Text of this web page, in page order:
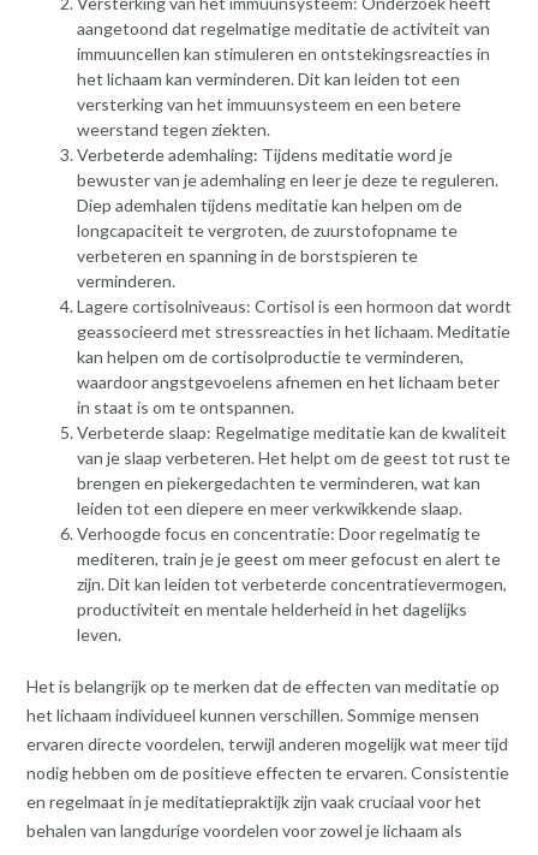
aangetoond dat regelmatige meditatie de activiteit van
immuuncellen kan stimuleren en ontstekingsreacties in
het lichaam kan verminderen. Dit kan leiden tot een
versterking van het immuunsysteem en een betere
weerstand tegen ziekten.
Verbeterde ademhaling: Tijdens meditatie word je
bewuster van je ademhaling en leer je deze te reguleren.
Diep ademhalen tijdens meditatie kan helpen om de
longcapaciteit te vergroten, de zuurstofopname te
verbeteren en spanning in de borstspieren te
verminderen.
Lagere cortisolniveaus: Cortisol is een hormoon dat wordt
geassocieerd met stressreacties in het lichaam. Meditatie
kan helpen om de cortisolproductie te verminderen,
waardoor angstgevoelens afnemen en het lichaam beter
in staat is om te ontspannen.
Verbeterde slaap: Regelmatige meditatie kan de kwaliteit
van je slaap verbeteren. Het helpt om de geest tot rust te
brengen en piekergedachten te verminderen, wat kan
leiden tot een diepere en meer verkwikkende slaap.
Verhoogde focus en concentratie: Door regelmatig te
mediteren, train je je geest om meer gefocust en alert te
zijn. Dit kan leiden tot verbeterde concentratievermogen,
productiviteit en mentale helderheid in het dagelijks
leven.
Het is belangrijk op te merken dat de effecten van meditatie op
het lichaam individueel kunnen verschillen. Sommige mensen
ervaren directe voordelen, terwijl anderen mogelijk wat meer tijd
nodig hebben om de positieve effecten te ervaren. Consistentie
en regelmaat in je meditatiepraktijk zijn vaak cruciaal voor het
behalen van langdurige voordelen voor zowel je lichaam als